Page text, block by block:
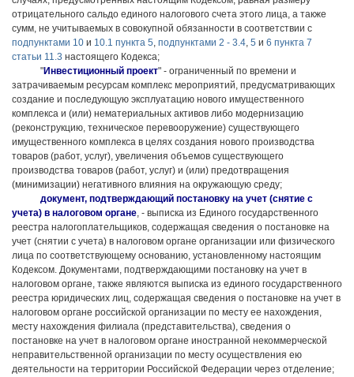
отрицательного сальдо единого налогового счета этого лица, а также
сумм, не учитываемых в совокупной обязанности в соответствии с
подпунктами 10 и 10.1 пункта 5, подпунктами 2 - 3.4, 5 и 6 пункта 7
статьи 11.3 настоящего Кодекса;
"Инвестиционный проект" - ограниченный по времени и
затрачиваемым ресурсам комплекс мероприятий, предусматривающих
создание и последующую эксплуатацию нового имущественного
комплекса и (или) нематериальных активов либо модернизацию
(реконструкцию, техническое перевооружение) существующего
имущественного комплекса в целях создания нового производства
товаров (работ, услуг), увеличения объемов существующего
производства товаров (работ, услуг) и (или) предотвращения
(минимизации) негативного влияния на окружающую среду;
документ, подтверждающий постановку на учет (снятие с
учета) в налоговом органе, - выписка из Единого государственного
реестра налогоплательщиков, содержащая сведения о постановке на
учет (снятии с учета) в налоговом органе организации или физического
лица по соответствующему основанию, установленному настоящим
Кодексом. Документами, подтверждающими постановку на учет в
налоговом органе, также являются выписка из единого государственного
реестра юридических лиц, содержащая сведения о постановке на учет в
налоговом органе российской организации по месту ее нахождения,
месту нахождения филиала (представительства), сведения о
постановке на учет в налоговом органе иностранной некоммерческой
неправительственной организации по месту осуществления ею
деятельности на территории Российской Федерации через отделение;